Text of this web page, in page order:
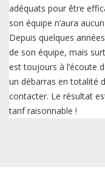
adéquats pour être
son équipe n’aura
Depuis quelques
de son équipe, mais
est toujours à l’écoute
un débarras en totalité
contacter. Le résultat
tarif raisonnable !